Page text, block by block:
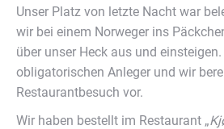
Unser Platz von letzte Nacht war
wir bei einem Norweger ins
über unser Heck aus und
obligatorischen Anleger und wir
Restaurantbesuch vor.
Wir haben bestellt im Restaurant „Kj